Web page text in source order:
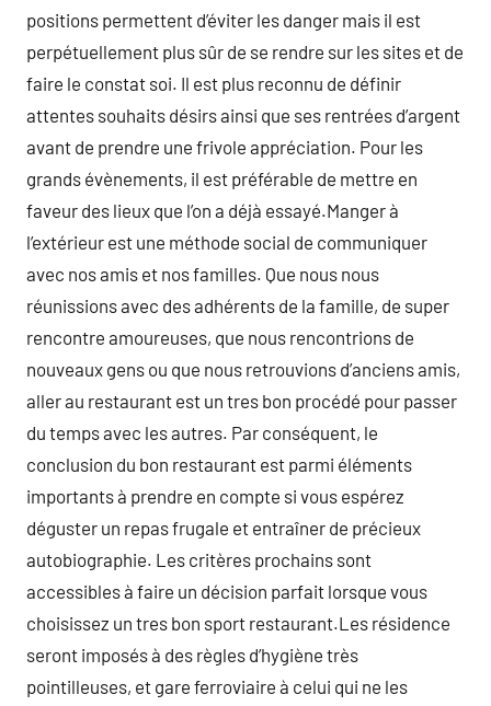
positions permettent d’éviter les danger mais il est
perpétuellement plus sûr de se rendre sur les sites et de
faire le constat soi. Il est plus reconnu de définir
attentes souhaits désirs ainsi que ses rentrées d’argent
avant de prendre une frivole appréciation. Pour les
grands évènements, il est préférable de mettre en
faveur des lieux que l’on a déjà essayé.Manger à
l’extérieur est une méthode social de communiquer
avec nos amis et nos familles. Que nous nous
réunissions avec des adhérents de la famille, de super
rencontre amoureuses, que nous rencontrions de
nouveaux gens ou que nous retrouvions d’anciens amis,
aller au restaurant est un tres bon procédé pour passer
du temps avec les autres. Par conséquent, le
conclusion du bon restaurant est parmi éléments
importants à prendre en compte si vous espérez
déguster un repas frugale et entraîner de précieux
autobiographie. Les critères prochains sont
accessibles à faire un décision parfait lorsque vous
choisissez un tres bon sport restaurant.Les résidence
seront imposés à des règles d’hygiène très
pointilleuses, et gare ferroviaire à celui qui ne les